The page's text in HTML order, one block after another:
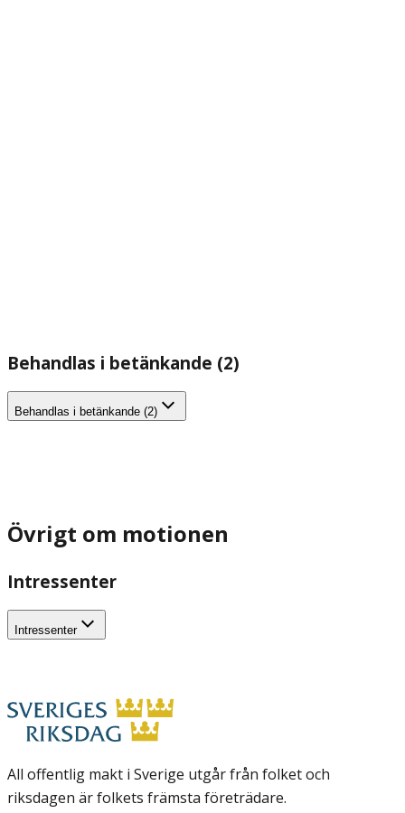
Behandlas i betänkande (2)
Behandlas i betänkande (2)
Övrigt om motionen
Intressenter
Intressenter
All offentlig makt i Sverige utgår från folket och
riksdagen är folkets främsta företrädare.